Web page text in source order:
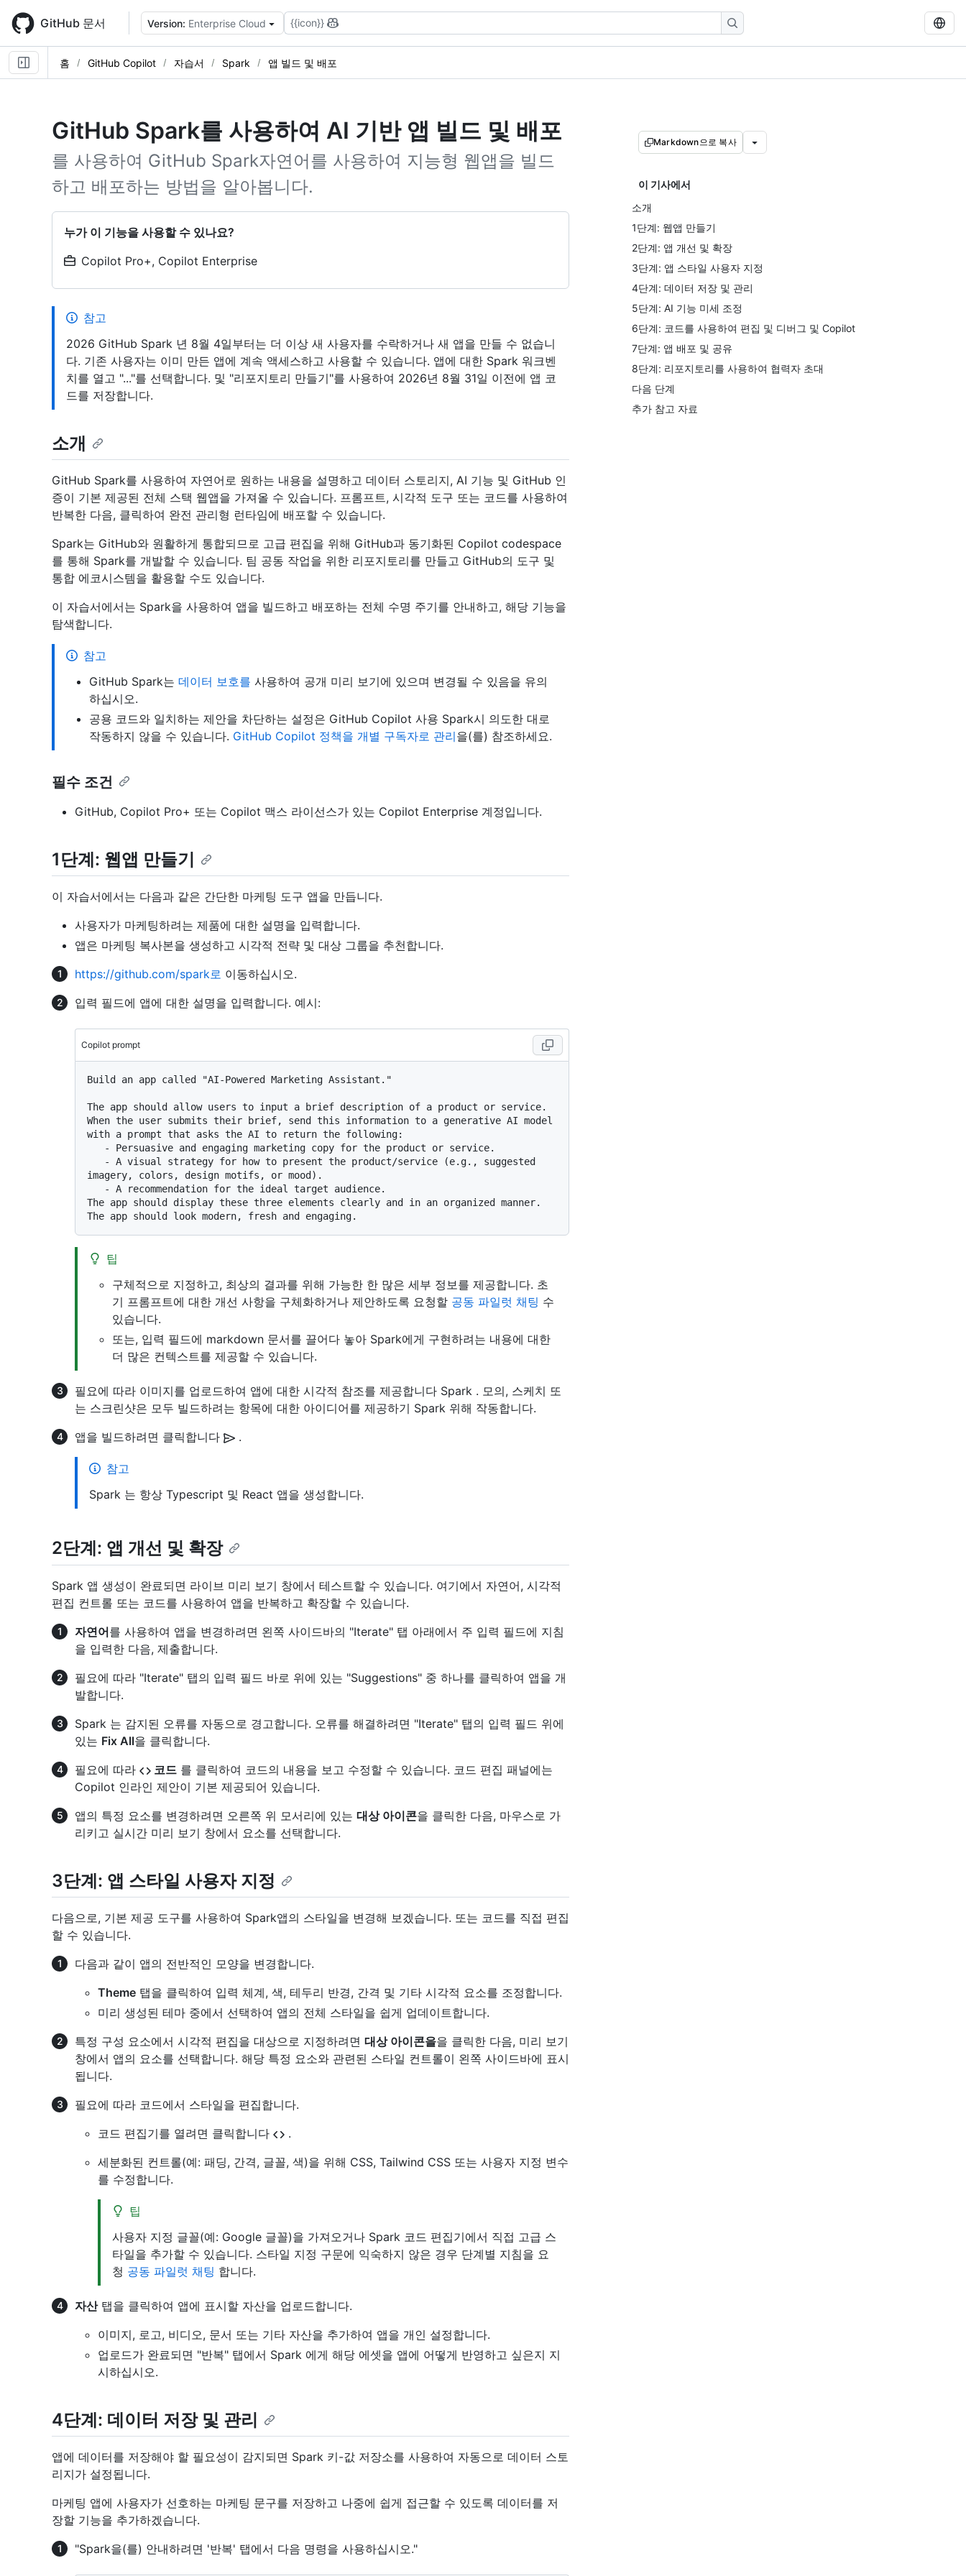
main
content
GitHub 문서 Version: Enterprise Cloud {{icon}}
홈 GitHub Copilot 자습서 Spark 앱 빌드 및 배포
GitHub Spark를 사용하여 AI 기반 앱 빌드 및 배포
를 사용하여 GitHub Spark자연어를 사용하여 지능형 웹앱을 빌드
하고 배포하는 방법을 알아봅니다.
누가 이 기능을 사용할 수 있나요?
Copilot Pro+, Copilot Enterprise
Markdown으로 복사
이 기사에서
소개
1단계: 웹앱 만들기
2단계: 앱 개선 및 확장
3단계: 앱 스타일 사용자 지정
4단계: 데이터 저장 및 관리
5단계: AI 기능 미세 조정
6단계: 코드를 사용하여 편집 및 디버그 및 Copilot
7단계: 앱 배포 및 공유
8단계: 리포지토리를 사용하여 협력자 초대
다음 단계
추가 참고 자료
참고
2026 GitHub Spark 년 8월 4일부터는 더 이상 새 사용자를 수락하거나 새 앱을 만들 수 없습니
다. 기존 사용자는 이미 만든 앱에 계속 액세스하고 사용할 수 있습니다. 앱에 대한 Spark 워크벤
치를 열고 "..."를 선택합니다. 및 "리포지토리 만들기"를 사용하여 2026년 8월 31일 이전에 앱 코
드를 저장합니다.
소개
GitHub Spark를 사용하여 자연어로 원하는 내용을 설명하고 데이터 스토리지, AI 기능 및 GitHub 인
증이 기본 제공된 전체 스택 웹앱을 가져올 수 있습니다. 프롬프트, 시각적 도구 또는 코드를 사용하여
반복한 다음, 클릭하여 완전 관리형 런타임에 배포할 수 있습니다.
Spark는 GitHub와 원활하게 통합되므로 고급 편집을 위해 GitHub과 동기화된 Copilot codespace
를 통해 Spark를 개발할 수 있습니다. 팀 공동 작업을 위한 리포지토리를 만들고 GitHub의 도구 및
통합 에코시스템을 활용할 수도 있습니다.
이 자습서에서는 Spark을 사용하여 앱을 빌드하고 배포하는 전체 수명 주기를 안내하고, 해당 기능을
탐색합니다.
참고
GitHub Spark는 데이터 보호를 사용하여 공개 미리 보기에 있으며 변경될 수 있음을 유의
하십시오.
공용 코드와 일치하는 제안을 차단하는 설정은 GitHub Copilot 사용 Spark시 의도한 대로
작동하지 않을 수 있습니다. GitHub Copilot 정책을 개별 구독자로 관리을(를) 참조하세요.
필수 조건
GitHub, Copilot Pro+ 또는 Copilot 맥스 라이선스가 있는 Copilot Enterprise 계정입니다.
1단계: 웹앱 만들기
이 자습서에서는 다음과 같은 간단한 마케팅 도구 앱을 만듭니다.
사용자가 마케팅하려는 제품에 대한 설명을 입력합니다.
앱은 마케팅 복사본을 생성하고 시각적 전략 및 대상 그룹을 추천합니다.
https://github.com/spark로 이동하십시오.
입력 필드에 앱에 대한 설명을 입력합니다. 예시:
Copilot prompt
Build an app called "AI-Powered Marketing Assistant."
The app should allow users to input a brief description of a product or service.
When the user submits their brief, send this information to a generative AI model
with a prompt that asks the AI to return the following:
imagery, colors, design motifs, or mood).
The app should display these three elements clearly and in an organized manner.
팁
구체적으로 지정하고, 최상의 결과를 위해 가능한 한 많은 세부 정보를 제공합니다. 초
기 프롬프트에 대한 개선 사항을 구체화하거나 제안하도록 요청할 공동 파일럿 채팅 수
있습니다.
또는, 입력 필드에 markdown 문서를 끌어다 놓아 Spark에게 구현하려는 내용에 대한
더 많은 컨텍스트를 제공할 수 있습니다.
필요에 따라 이미지를 업로드하여 앱에 대한 시각적 참조를 제공합니다 Spark . 모의, 스케치 또
는 스크린샷은 모두 빌드하려는 항목에 대한 아이디어를 제공하기 Spark 위해 작동합니다.
앱을 빌드하려면 클릭합니다
.
참고
Spark 는 항상 Typescript 및 React 앱을 생성합니다.
2단계: 앱 개선 및 확장
Spark 앱 생성이 완료되면 라이브 미리 보기 창에서 테스트할 수 있습니다. 여기에서 자연어, 시각적
편집 컨트롤 또는 코드를 사용하여 앱을 반복하고 확장할 수 있습니다.
자연어를 사용하여 앱을 변경하려면 왼쪽 사이드바의 "Iterate" 탭 아래에서 주 입력 필드에 지침
을 입력한 다음, 제출합니다.
필요에 따라 "Iterate" 탭의 입력 필드 바로 위에 있는 "Suggestions" 중 하나를 클릭하여 앱을 개
발합니다.
Spark 는 감지된 오류를 자동으로 경고합니다. 오류를 해결하려면 "Iterate" 탭의 입력 필드 위에
있는 Fix All을 클릭합니다.
필요에 따라
코드 를 클릭하여 코드의 내용을 보고 수정할 수 있습니다. 코드 편집 패널에는
Copilot 인라인 제안이 기본 제공되어 있습니다.
앱의 특정 요소를 변경하려면 오른쪽 위 모서리에 있는 대상 아이콘을 클릭한 다음, 마우스로 가
리키고 실시간 미리 보기 창에서 요소를 선택합니다.
3단계: 앱 스타일 사용자 지정
다음으로, 기본 제공 도구를 사용하여 Spark앱의 스타일을 변경해 보겠습니다. 또는 코드를 직접 편집
할 수 있습니다.
다음과 같이 앱의 전반적인 모양을 변경합니다.
Theme 탭을 클릭하여 입력 체계, 색, 테두리 반경, 간격 및 기타 시각적 요소를 조정합니다.
미리 생성된 테마 중에서 선택하여 앱의 전체 스타일을 쉽게 업데이트합니다.
특정 구성 요소에서 시각적 편집을 대상으로 지정하려면 대상 아이콘을을 클릭한 다음, 미리 보기
창에서 앱의 요소를 선택합니다. 해당 특정 요소와 관련된 스타일 컨트롤이 왼쪽 사이드바에 표시
됩니다.
필요에 따라 코드에서 스타일을 편집합니다.
코드 편집기를 열려면 클릭합니다
.
세분화된 컨트롤(예: 패딩, 간격, 글꼴, 색)을 위해 CSS, Tailwind CSS 또는 사용자 지정 변수
를 수정합니다.
팁
사용자 지정 글꼴(예: Google 글꼴)을 가져오거나 Spark 코드 편집기에서 직접 고급 스
타일을 추가할 수 있습니다. 스타일 지정 구문에 익숙하지 않은 경우 단계별 지침을 요
청 공동 파일럿 채팅 합니다.
자산탭을 클릭하여 앱에 표시할 자산을 업로드합니다.
이미지, 로고, 비디오, 문서 또는 기타 자산을 추가하여 앱을 개인 설정합니다.
업로드가 완료되면 "반복" 탭에서 Spark 에게 해당 에셋을 앱에 어떻게 반영하고 싶은지 지
시하십시오.
4단계: 데이터 저장 및 관리
앱에 데이터를 저장해야 할 필요성이 감지되면 Spark 키-값 저장소를 사용하여 자동으로 데이터 스토
리지가 설정됩니다.
마케팅 앱에 사용자가 선호하는 마케팅 문구를 저장하고 나중에 쉽게 접근할 수 있도록 데이터를 저
장할 기능을 추가하겠습니다.
"Spark을(를) 안내하려면 '반복' 탭에서 다음 명령을 사용하십시오."